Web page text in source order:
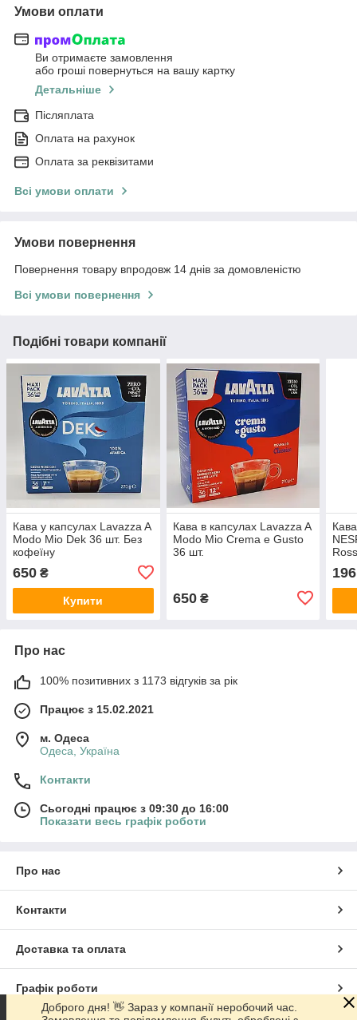
Умови оплати
Ви отримаєте замовлення
або гроші повернуться на вашу картку
Детальніше
Післяплата
Оплата на рахунок
Оплата за реквізитами
Всі умови оплати
Умови повернення
Повернення товару впродовж 14 днів за домовленістю
Всі умови повернення
Подібні товари компанії
Кава у капсулах Lavazza A
Modo Mio Dek 36 шт. Без
кофеїну
650 ₴
Купити
Кава в капсулах Lavazza A
Modo Mio Crema e Gusto
36 шт.
650₴
196
Про нас
100% позитивних з 1173 відгуків за рік
Працює з 15.02.2021
м. Одеса
Одеса, Україна
Контакти
Сьогодні працює з 09:30 до 16:00
Показати весь графік роботи
Про нас
Контакти
Доставка та оплата
Графік роботи
Доброго дня! 👋 Зараз у компанії неробочий час.